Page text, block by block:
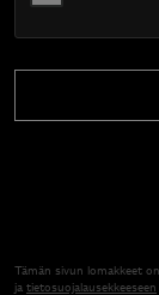
Tämän sivun lomakkeet
jatietosuojalausekkeeseen